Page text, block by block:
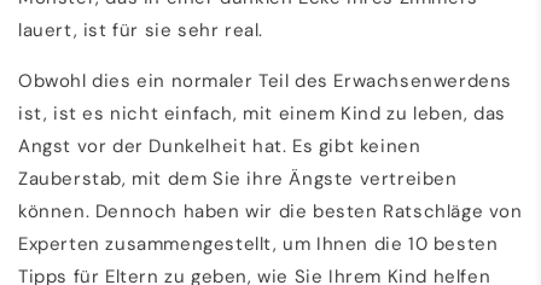
lauert, ist für sie sehr real.
Obwohl dies ein normaler Teil des Erwachsenwerdens
ist, ist es nicht einfach, mit einem Kind zu leben, das
Angst vor der Dunkelheit hat. Es gibt keinen
Zauberstab, mit dem Sie ihre Ängste vertreiben
können. Dennoch haben wir die besten Ratschläge von
Experten zusammengestellt, um Ihnen die 10 besten
Tipps für Eltern zu geben, wie Sie Ihrem Kind helfen